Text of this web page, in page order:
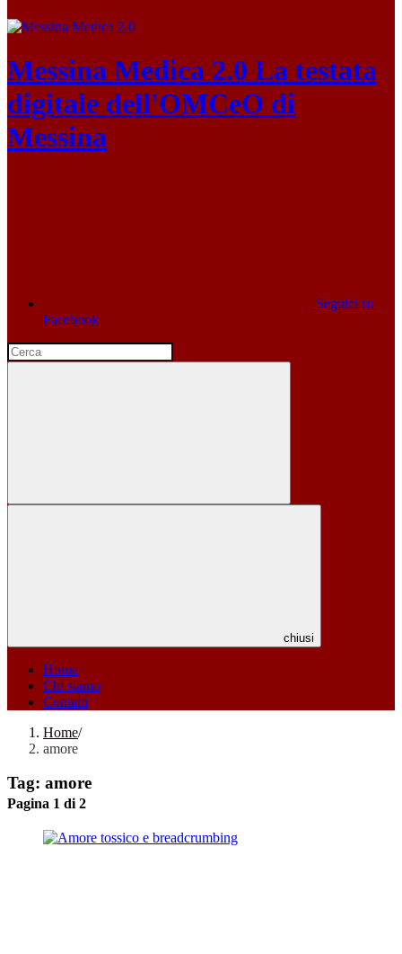
Messina Medica 2.0 La testata
digitale dell'OMCeO di
Messina
Seguici su
Facebook
chiusi
Home
Chi siamo
Contatti
Home/
amore
Tag: amore
Pagina 1 di 2